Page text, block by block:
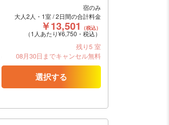
宿のみ
大人2人・1室 / 2日間の合計料金
￥13,501 （税込）
（1人あたり¥6,750・税込）
残り5 室
08月30日までキャンセル無料
選択する